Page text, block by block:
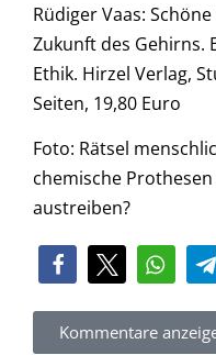
Rüdiger Vaas:
Zukunft des Gehirns.
Ethik. Hirzel Verlag,
Seiten, 19,80 Euro
Foto: Rätsel
chemische
austreiben?
Kommentare